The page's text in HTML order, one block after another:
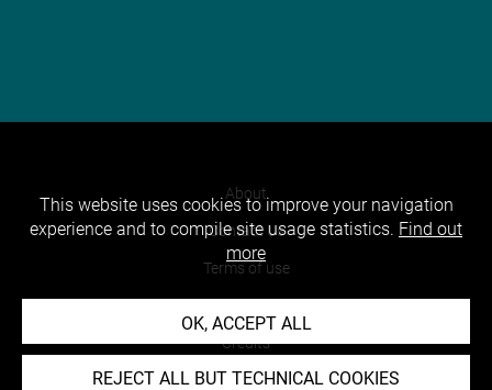
About
Contact Us
Terms of use
Cookies
Credits
Accessibility : non compliant
This website uses cookies to improve your navigation
experience and to compile site usage statistics. Find out
more
OK, ACCEPT ALL
REJECT ALL BUT TECHNICAL COOKIES